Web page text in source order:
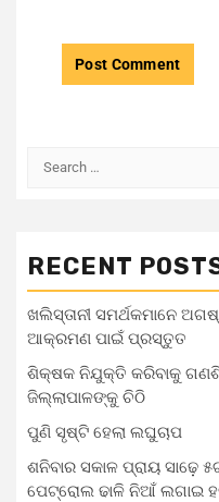
RECENT
ଖଲିସ୍ତାନୀ ସମର୍ଥକମାନେ
ଆକ୍ରମଣ ପାଇଁ ପ୍ରସ୍ତୁତ
ଶିକ୍ଷକ ନିଯୁକ୍ତି କରିବାକୁ
ଜିଲ୍ଲାପାଳଙ୍କୁ ଚିଠି
ପୁଣି ସୃଷ୍ଟି ହେଲା ଲଘୁଚାପ
ଶନିବାର ସକାଳ ପ୍ରାୟ ସାଢ଼େ
ପେଟ୍ରୋଲ ଢାଳି ନିଆଁ ଲଗାଇ